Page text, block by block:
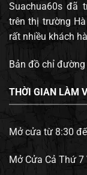
Suachua60s đã
trên thị trường
rất nhiều khách
Bản đồ chỉ đường
THỜI GIAN LÀM
Mở cửa từ 8:30
Mở Cửa Cả Thứ 7